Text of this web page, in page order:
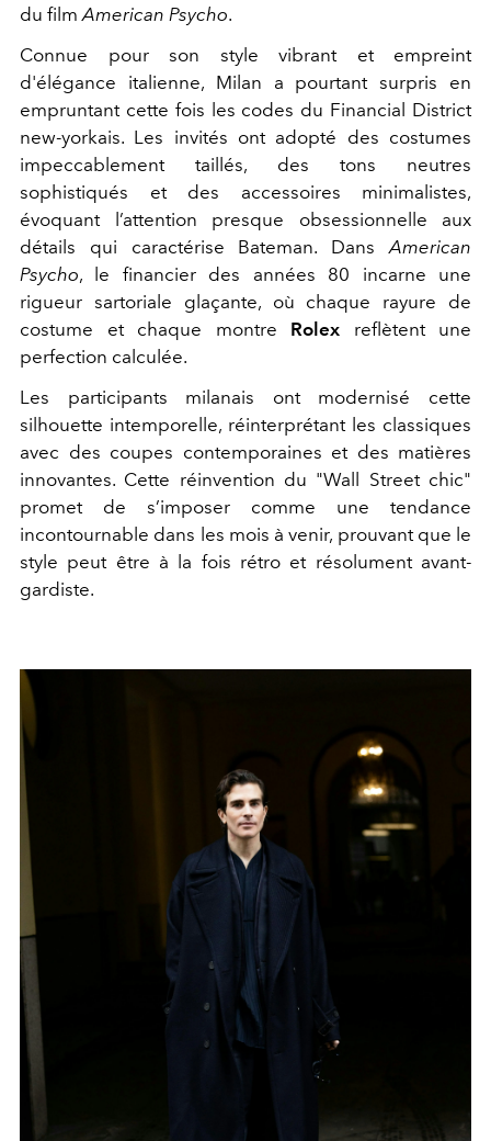
du filmAmerican Psycho.
Connue pour son style vibrant et empreint
d'élégance italienne, Milan a pourtant surpris en
empruntant cette fois les codes du Financial District
new-yorkais. Les invités ont adopté des costumes
impeccablement taillés, des tons neutres
sophistiqués et des accessoires minimalistes,
évoquant l’attention presque obsessionnelle aux
détails qui caractérise Bateman. DansAmerican
Psycho, le financier des années 80 incarne une
rigueur sartoriale glaçante, où chaque rayure de
costume et chaque montre Rolex reflètent une
perfection calculée.
Les participants milanais ont modernisé cette
silhouette intemporelle, réinterprétant les classiques
avec des coupes contemporaines et des matières
innovantes. Cette réinvention du "Wall Street chic"
promet de s’imposer comme une tendance
incontournable dans les mois à venir, prouvant que le
style peut être à la fois rétro et résolument avant-
gardiste.